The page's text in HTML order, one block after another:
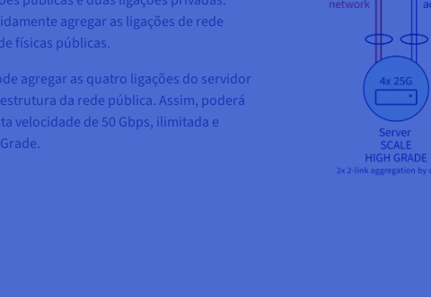
agregar as ligações de rede
físicas públicas.
agregar as quatro ligações do servidor
da rede pública. Assim, poderá
velocidade de 50 Gbps, ilimitada e